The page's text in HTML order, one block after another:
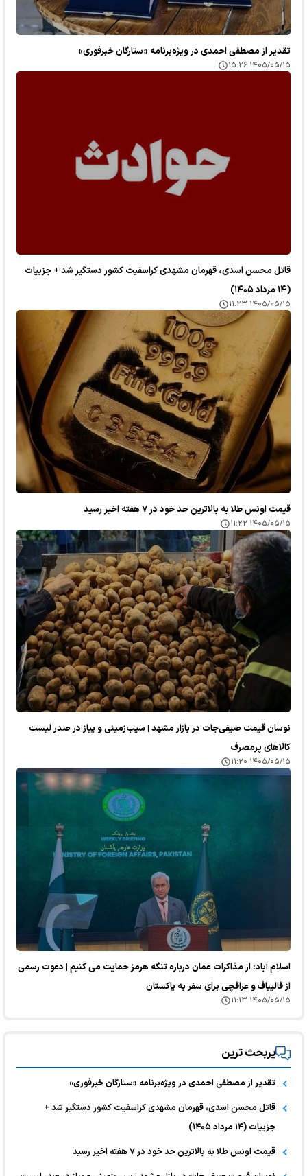
تقدیر از مصطفی احمدی در ویژه‌برنامه «ستارگان خبرفوری»
۱۴۰۵/۰۵/۱۵ ۱۵:۲۶
قاتل محسن اسدی، قهرمان مشهدی کراسفیت کشور دستگیر شد + جزییات
(۱۴ مرداد ۱۴۰۵)
۱۴۰۵/۰۵/۱۵ ۱۱:۲۳
قیمت اونس طلا به بالاترین حد خود در ۷ هفته اخیر رسید
۱۴۰۵/۰۵/۱۵ ۱۱:۲۲
نوسان قیمت صیفی‌جات در بازار مشهد | سیب‌زمینی و پیاز در صدر لیست
کالا‌های پرمصرف
۱۴۰۵/۰۵/۱۵ ۱۱:۲۰
اسلام آباد: از مذاکرات عمان درباره تنگه هرمز حمایت می کنیم | دعوت رسمی
از قالیباف و عراقچی برای سفر به پاکستان
۱۴۰۵/۰۵/۱۵ ۱۱:۱۳
پربحث ترین
تقدیر از مصطفی احمدی در ویژه‌برنامه «ستارگان خبرفوری»
قاتل محسن اسدی، قهرمان مشهدی کراسفیت کشور دستگیر شد +
جزییات (۱۴ مرداد ۱۴۰۵)
قیمت اونس طلا به بالاترین حد خود در ۷ هفته اخیر رسید